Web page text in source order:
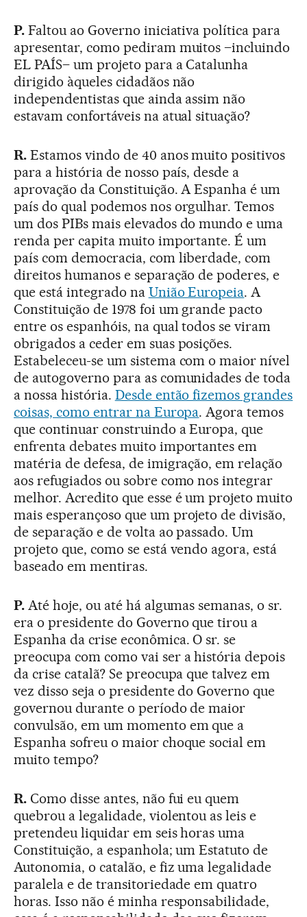
P.Faltou ao Governo iniciativa política para
apresentar, como pediram muitos –incluindo
EL PAÍS– um projeto para a Catalunha
dirigido àqueles cidadãos não
independentistas que ainda assim não
estavam confortáveis na atual situação?
R.Estamos vindo de 40 anos muito positivos
para a história de nosso país, desde a
aprovação da Constituição. A Espanha é um
país do qual podemos nos orgulhar. Temos
um dos PIBs mais elevados do mundo e uma
renda per capita muito importante. É um
país com democracia, com liberdade, com
direitos humanos e separação de poderes, e
que está integrado na União Europeia. A
Constituição de 1978 foi um grande pacto
entre os espanhóis, na qual todos se viram
obrigados a ceder em suas posições.
Estabeleceu-se um sistema com o maior nível
de autogoverno para as comunidades de toda
a nossa história. Desde então fizemos grandes
coisas, como entrar na Europa. Agora temos
que continuar construindo a Europa, que
enfrenta debates muito importantes em
matéria de defesa, de imigração, em relação
aos refugiados ou sobre como nos integrar
melhor. Acredito que esse é um projeto muito
mais esperançoso que um projeto de divisão,
de separação e de volta ao passado. Um
projeto que, como se está vendo agora, está
baseado em mentiras.
P. Até hoje, ou até há algumas semanas, o sr.
era o presidente do Governo que tirou a
Espanha da crise econômica. O sr. se
preocupa com como vai ser a história depois
da crise catalã? Se preocupa que talvez em
vez disso seja o presidente do Governo que
governou durante o período de maior
convulsão, em um momento em que a
Espanha sofreu o maior choque social em
muito tempo?
R. Como disse antes, não fui eu quem
quebrou a legalidade, violentou as leis e
pretendeu liquidar em seis horas uma
Constituição, a espanhola; um Estatuto de
Autonomia, o catalão, e fiz uma legalidade
paralela e de transitoriedade em quatro
horas. Isso não é minha responsabilidade,